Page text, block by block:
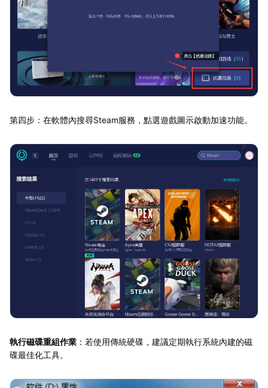
第四步：在軟體內搜尋Steam服務，點選遊戲圖示啟動加速功能。
執行磁碟重組作業 ：若使用傳統硬碟，建議定期執行系統內建的磁
碟最佳化工具。